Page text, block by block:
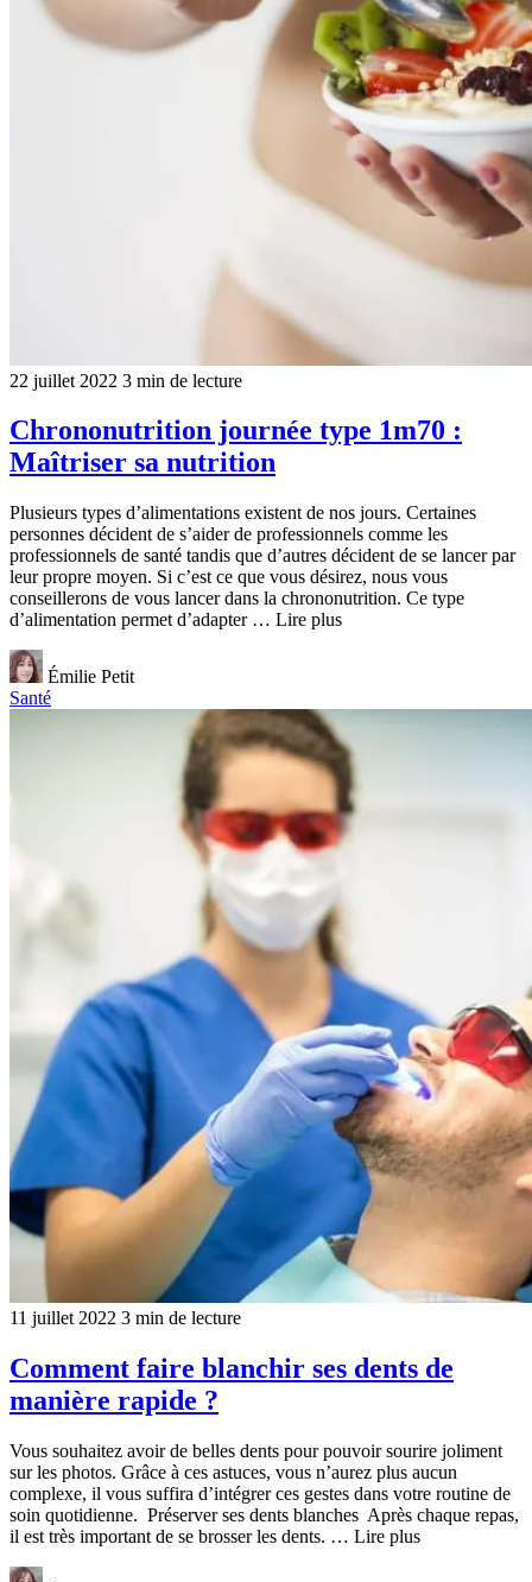
22 juillet 2022 3 min de lecture
Chrononutrition journée type 1m70 :
Maîtriser sa nutrition
Plusieurs types d’alimentations existent de nos jours. Certaines
personnes décident de s’aider de professionnels comme les
professionnels de santé tandis que d’autres décident de se lancer par
leur propre moyen. Si c’est ce que vous désirez, nous vous
conseillerons de vous lancer dans la chrononutrition. Ce type
d’alimentation permet d’adapter … Lire plus
Émilie Petit
Santé
11 juillet 2022 3 min de lecture
Comment faire blanchir ses dents de
manière rapide ?
Vous souhaitez avoir de belles dents pour pouvoir sourire joliment
sur les photos. Grâce à ces astuces, vous n’aurez plus aucun
complexe, il vous suffira d’intégrer ces gestes dans votre routine de
soin quotidienne. Préserver ses dents blanches Après chaque repas,
il est très important de se brosser les dents. … Lire plus